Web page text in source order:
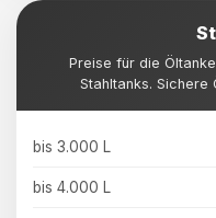
Preise für die
Stahltanks. Sichere
bis 3.000 L
bis 4.000 L